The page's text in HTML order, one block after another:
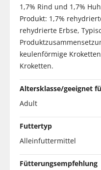
1,7% Rind und 1,7%
Produkt: 1,7%
rehydrierte Erbse,
keulenförmige
Kroketten.
Altersklasse/geeignet
Adult
Futtertyp
Alleinfuttermittel
Fütterungsempfehlung